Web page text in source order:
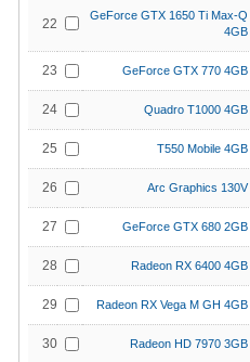
22
GeForce GTX 1650 Ti Max-Q
4GB
23 GeForce GTX 770 4GB
24 Quadro T1000 4GB
25 T550 Mobile 4GB
26 Arc Graphics 130V
27 GeForce GTX 680 2GB
28 Radeon RX 6400 4GB
29 Radeon RX Vega M GH 4GB
30 Radeon HD 7970 3GB